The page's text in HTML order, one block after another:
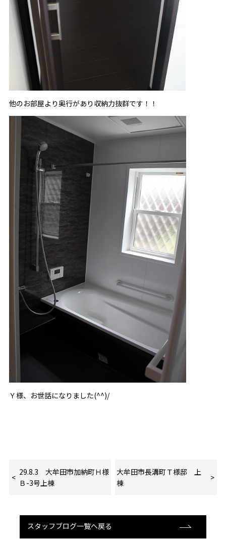
他のお部屋より奥行があり収納力抜群です！！
Ｙ様、お世話になりました(^^)/
29.8.3 大牟田市加納町Ｈ様
Ｂ-3号上棟
大牟田市長溝町Ｔ様邸 上
棟
スタッフブログ一覧へ戻る